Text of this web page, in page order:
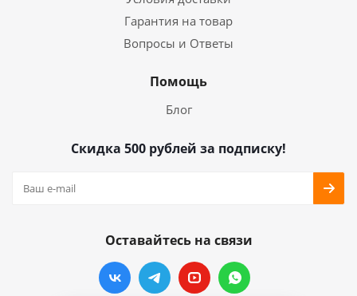
Гарантия на товар
Вопросы и Ответы
Помощь
Блог
Скидка 500 рублей за подписку!
Оставайтесь на связи